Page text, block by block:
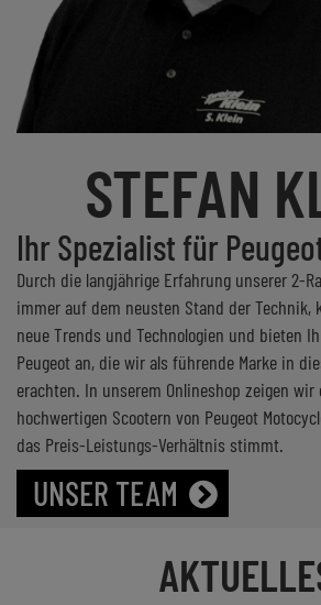
STEFAN
Ihr Spezialist für
Durch die langjährige Erfahrung unserer 2-
immer auf dem neusten Stand der Technik,
neue Trends und Technologien und bieten
Peugeot an, die wir als führende Marke in
erachten. In unserem Onlineshop zeigen wir
hochwertigen Scootern von Peugeot
das Preis-Leistungs-Verhältnis stimmt.
UNSER TEAM
AKTUELLES